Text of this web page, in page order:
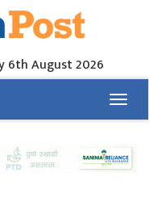
6th August 2026